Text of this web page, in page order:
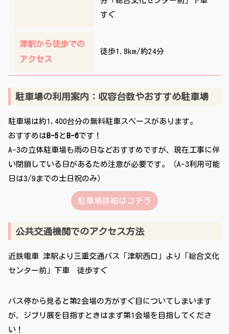
すぐ
津駅から徒歩での
アクセス
徒歩1.8km/約24分
駐車場の利用案内：収容台数やおすすめ駐車場
駐車場は約1,400台分の無料駐車スペースがあります。
おすすめはB-5 とB-6です！
A-3の立体駐車場も雨の日などおすすめですが、現在工事に伴
い閉鎖している日があるため注意が必要です。（A-3利用可能
日は3/9までの土日祝のみ）
駐車場詳細はコチラ
公共交通機関でのアクセス方法
近鉄電車 津駅より三重交通バス「津駅西口」より「総合文化
センター前」下車 徒歩すぐ
バス停から見ると第2会場の方がすぐ目についてしまいます
が、ジブリ展を目指すときはまず第1会場を目指してくださ
い！